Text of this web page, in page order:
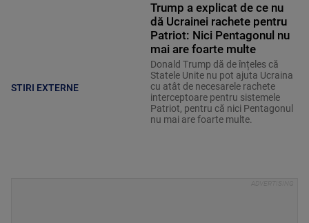
STIRI EXTERNE
Trump a explicat de ce nu
dă Ucrainei rachete pentru
Patriot: Nici Pentagonul nu
mai are foarte multe
Donald Trump dă de înțeles că
Statele Unite nu pot ajuta Ucraina
cu atât de necesarele rachete
interceptoare pentru sistemele
Patriot, pentru că nici Pentagonul
nu mai are foarte multe.